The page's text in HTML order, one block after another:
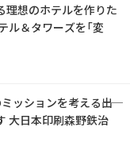
理想のホテルを作りた
ル＆タワーズを「変
ッションを考える――出
大日本印刷森野鉄治